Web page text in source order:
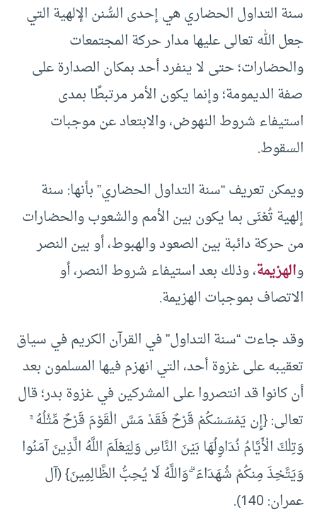
سنة التداول الحضاري هي إحدى السُّنن الإلهية التي
جعل الله تعالى عليها مدار حركة المجتمعات
والحضارات؛ حتى لا ينفرد أحد بمكان الصدارة على
صفة الديمومة؛ وإنما يكون الأمر مرتبطًا بمدى
استيفاء شروط النهوض، والابتعاد عن موجبات
السقوط.
ويمكن تعريف “سنة التداول الحضاري” بأنها: سنة
إلهية تُعْنَى بما يكون بين الأمم والشعوب والحضارات
من حركة دائبة بين الصعود والهبوط، أو بين النصر
والهزيمة، وذلك بعد استيفاء شروط النصر، أو
الاتصاف بموجبات الهزيمة.
وقد جاءت “سنة التداول” في القرآن الكريم في سياق
تعقيبه على غزوة أحد، التي انهزم فيها المسلمون بعد
أن كانوا قد انتصروا على المشركين في غزوة بدر؛ قال
تعالى: {إِن يَمْسَسْكُمْ قَرْحٌ فَقَدْ مَسَّ الْقَوْمَ قَرْحٌ مِّثْلُهُ ۚ
وَتِلْكَ الْأَيَّامُ نُدَاوِلُهَا بَيْنَ النَّاسِ وَلِيَعْلَمَ اللَّهُ الَّذِينَ آمَنُوا
وَيَتَّخِذَ مِنكُمْ شُهَدَاءَ ۗ وَاللَّهُ لَا يُحِبُّ الظَّالِمِينَ} (آل
عمران: 140).